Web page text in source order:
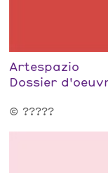
Artespazio
Dossier
© ?????